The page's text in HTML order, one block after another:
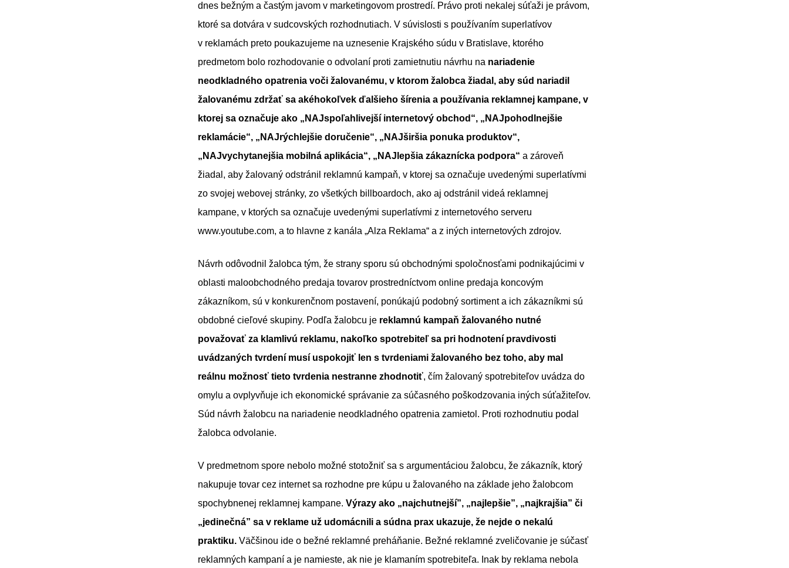
dnes bežným a častým javom v marketingovom prostredí. Právo proti nekalej súťaži je právom,
ktoré sa dotvára v sudcovských rozhodnutiach. V súvislosti s používaním superlatívov
v reklamách preto poukazujeme na uznesenie Krajského súdu v Bratislave, ktorého
predmetom bolo rozhodovanie o odvolaní proti zamietnutiu návrhu na nariadenie
neodkladného opatrenia voči žalovanému, v ktorom žalobca žiadal, aby súd nariadil
žalovanému zdržať sa akéhokoľvek ďalšieho šírenia a používania reklamnej kampane, v
ktorej sa označuje ako „NAJspoľahlivejší internetový obchod“, „NAJpohodlnejšie
reklamácie“, „NAJrýchlejšie doručenie“, „NAJširšia ponuka produktov“,
„NAJvychytanejšia mobilná aplikácia“, „NAJlepšia zákaznícka podpora“ a zároveň
žiadal, aby žalovaný odstránil reklamnú kampaň, v ktorej sa označuje uvedenými superlatívmi
zo svojej webovej stránky, zo všetkých billboardoch, ako aj odstránil videá reklamnej
kampane, v ktorých sa označuje uvedenými superlatívmi z internetového serveru
www.youtube.com, a to hlavne z kanála „Alza Reklama“ a z iných internetových zdrojov.
Návrh odôvodnil žalobca tým, že strany sporu sú obchodnými spoločnosťami podnikajúcimi v
oblasti maloobchodného predaja tovarov prostredníctvom online predaja koncovým
zákazníkom, sú v konkurenčnom postavení, ponúkajú podobný sortiment a ich zákazníkmi sú
obdobné cieľové skupiny. Podľa žalobcu je reklamnú kampaň žalovaného nutné
považovať za klamlivú reklamu, nakoľko spotrebiteľ sa pri hodnotení pravdivosti
uvádzaných tvrdení musí uspokojiť len s tvrdeniami žalovaného bez toho, aby mal
reálnu možnosť tieto tvrdenia nestranne zhodnotiť, čím žalovaný spotrebiteľov uvádza do
omylu a ovplyvňuje ich ekonomické správanie za súčasného poškodzovania iných súťažiteľov.
Súd návrh žalobcu na nariadenie neodkladného opatrenia zamietol. Proti rozhodnutiu podal
žalobca odvolanie.
V predmetnom spore nebolo možné stotožniť sa s argumentáciou žalobcu, že zákazník, ktorý
nakupuje tovar cez internet sa rozhodne pre kúpu u žalovaného na základe jeho žalobcom
spochybnenej reklamnej kampane. Výrazy ako „najchutnejší”, „najlepšie”, „najkrajšia” či
„jedinečná” sa v reklame už udomácnili a súdna prax ukazuje, že nejde o nekalú
praktiku. Väčšinou ide o bežné reklamné preháňanie. Bežné reklamné zveličovanie je súčasť
reklamných kampaní a je namieste, ak nie je klamaním spotrebiteľa. Inak by reklama nebola